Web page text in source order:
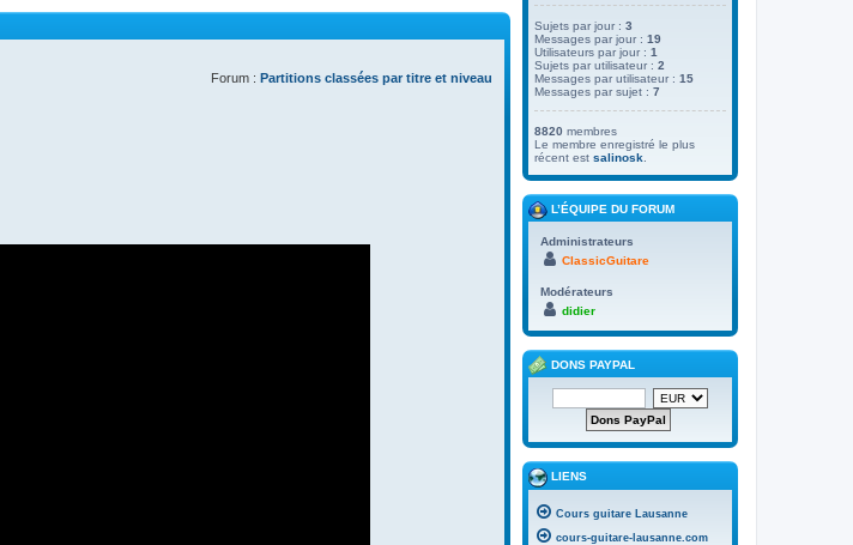
Forum : Partitions classées par titre et niveau
Sujets par jour : 3
Messages par jour : 19
Utilisateurs par jour : 1
Sujets par utilisateur : 2
Messages par utilisateur : 15
Messages par sujet : 7
8820 membres
Le membre enregistré le plus
récent est salinosk
L’ÉQUIPE DU FORUM
Administrateurs
ClassicGuitare
Modérateurs
didier
DONS PAYPAL
LIENS
Cours guitare Lausanne
cours-guitare-lausanne.com